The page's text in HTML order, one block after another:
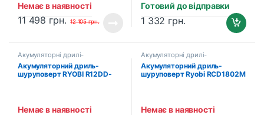
Немає в наявності
11 498 грн. 12 105грн.
Готовий до відправки
1 332 грн.
Акумуляторні дрилі-
шуруповерти
Акумуляторний дриль-
шуруповерт RYOBI R12DD-
Немає в наявності
Акумуляторні дрилі-
шуруповерти
Акумуляторний дриль-
шуруповерт Ryobi RCD1802M
Немає в наявності